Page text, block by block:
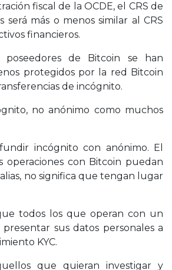
fiscal de la OCDE, el CRS de
será más o menos similar al CRS
financieros.
poseedores de Bitcoin se han
protegidos por la red Bitcoin
de incógnito.
no anónimo como muchos
incógnito con anónimo. El
operaciones con Bitcoin puedan
no significa que tengan lugar
todos los que operan con un
sus datos personales a
KYC.
que quieran investigar y